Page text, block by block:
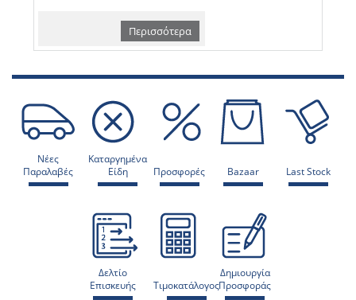
Περισσότερα
Νέες
Παραλαβές
Καταργημένα
Είδη
Προσφορές Bazaar Last Stock
Δελτίο
Επισκευής
Τιμοκατάλογος
Δημιουργία
Προσφοράς